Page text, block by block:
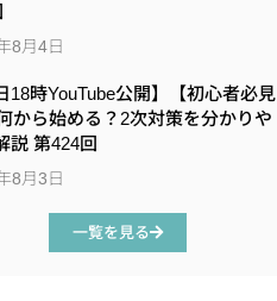
8月4日
18時YouTube公開】【初心者必見
から始める？2次対策を分かりや
説 第424回
8月3日
一覧を見る